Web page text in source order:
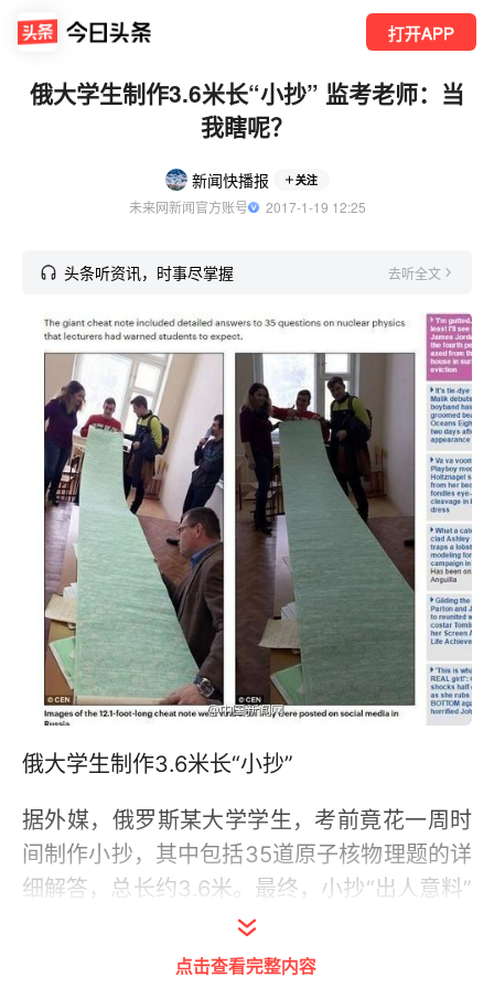
打开APP
俄大学生制作3.6米长“小抄” 监考老师：当
我瞎呢？
新闻快播报 关注
未来网新闻官方账号
  2017-1-19 12:25
头条听资讯，时事尽掌握 去听全文
俄大学生制作3.6米长“小抄”
据外媒，俄罗斯某大学学生，考前竟花一周时
间制作小抄，其中包括35道原子核物理题的详
细解答，总长约3.6米。最终，小抄“出人意料”
地被监考老师发现，老师惊讶表示，“我到现在
都不知道，如此巨大的小抄，他到底要怎么
点击查看完整内容